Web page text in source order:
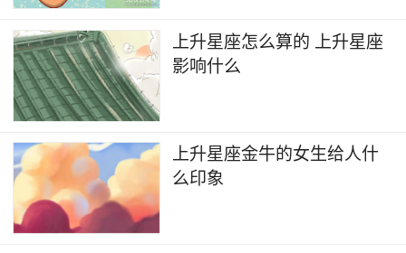
上升星座怎么算的 上升星座
影响什么
上升星座金牛的女生给人什
么印象